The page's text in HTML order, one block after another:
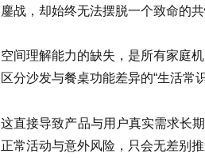
鏖战，却始终无法摆脱一个致命的
空间理解能力的缺失，是所有家庭
区分沙发与餐桌功能差异的“生活常识
这直接导致产品与用户真实需求长
正常活动与意外风险，只会无差别